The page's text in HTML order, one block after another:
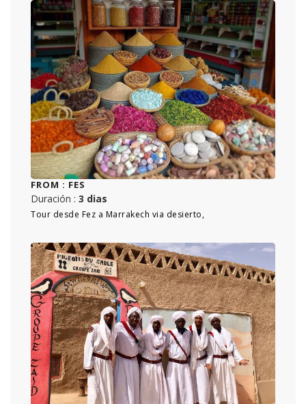
FROM : FES
Duración : 3 dias
Tour desde Fez a Marrakech via desierto,